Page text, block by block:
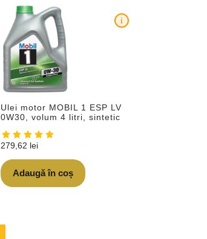
Ulei motor MOBIL 1 ESP LV
0W30, volum 4 litri, sintetic
i
279,62 lei
Adaugă în coș